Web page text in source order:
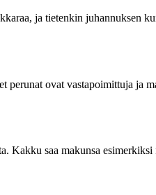
ja tietenkin juhannuksen
ovat vastapoimittuja ja
saa makunsa